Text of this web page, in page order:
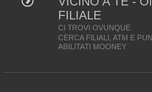
FILIALE
CI TROVI OVUNQUE
CERCA FILIALI, ATM E
ABILITATI MOONEY